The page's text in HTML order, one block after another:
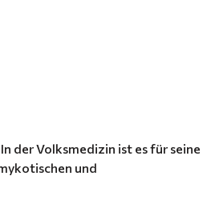
der Volksmedizin ist es für seine
und